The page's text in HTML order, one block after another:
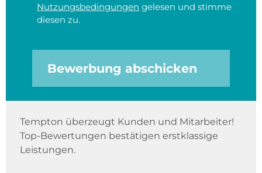
Nutzungsbedingungen gelesen und stimme
diesen zu.
Bewerbung abschicken
Tempton überzeugt Kunden und Mitarbeiter!
Top-Bewertungen bestätigen erstklassige
Leistungen.